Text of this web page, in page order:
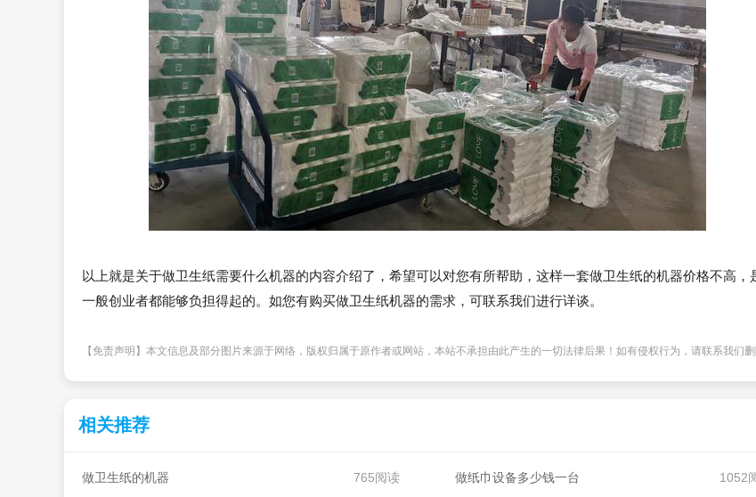
以上就是关于做卫生纸需要什么机器的内容介绍了，希望可以对您有所帮助，这样一套做卫生纸的机器价格不高，
一般创业者都能够负担得起的。如您有购买做卫生纸机器的需求，可联系我们进行详谈。
【免责声明】本文信息及部分图片来源于网络，版权归属于原作者或网站，本站不承担由此产生的一切法律后果！如有侵权行为，请联系我们
相关推荐
做卫生纸的机器 765阅读 做纸巾设备多少钱一台 1052